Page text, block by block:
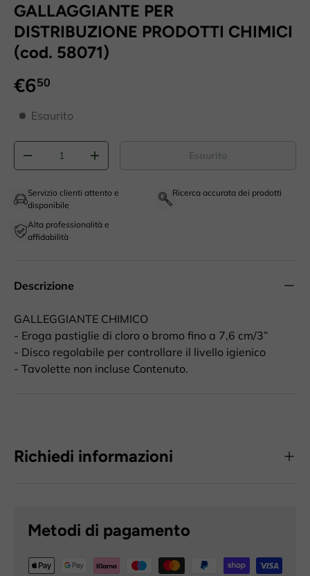
GALLAGGIANTE PER
DISTRIBUZIONE PRODOTTI CHIMICI
(cod. 58071)
€650
disponibilità prodotto
Esaurito
+ Esaurito
Servizio clienti attento e
disponibile
Ricerca accurata dei prodotti
Alta professionalità e
affidabilità
Descrizione
GALLEGGIANTE CHIMICO
- Eroga pastiglie di cloro o bromo fino a 7,6 cm/3”
- Disco regolabile per controllare il livello igienico
- Tavolette non incluse Contenuto.
Richiedi informazioni
Metodi di pagamento